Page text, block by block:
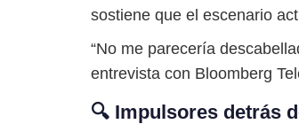
sostiene que el escenario
“No me parecería
entrevista con Bloomberg
🔍 Impulsores detrás